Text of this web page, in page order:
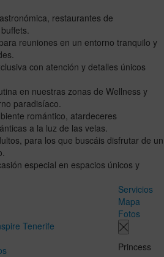
restaurantes de
reuniones en un entorno tranquilo y
con atención y detalles únicos
en nuestras zonas de Wellness y
paradisíaco.
romántico, atardeceres
a la luz de las velas.
para los que buscáis disfrutar de un
especial en espacios únicos y
Tenerife
Servicios
Mapa
Fotos
Princess